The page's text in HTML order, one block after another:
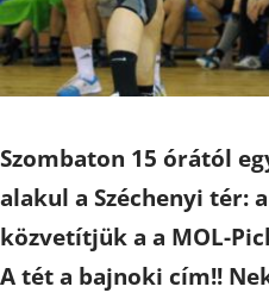
Szombaton 15 órától
alakul a Széchenyi tér:
közvetítjük a a MOL-
A tét a bajnoki cím!!